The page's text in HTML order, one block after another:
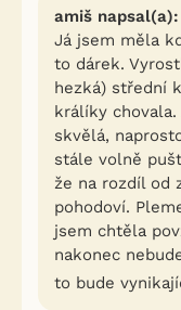
amiš napsal(a):
Já jsem měla
to dárek.
hezká) střední
králíky
skvělá,
stále volně
že na rozdíl od
pohodoví.
jsem chtěla
nakonec
to bude